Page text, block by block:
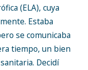
(ELA), cuya
Estaba
se comunicaba
tiempo, un bien
Decidí